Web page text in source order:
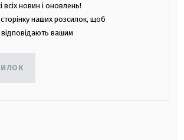
всіх новин і оновлень!
наших розсилок, щоб
вашим